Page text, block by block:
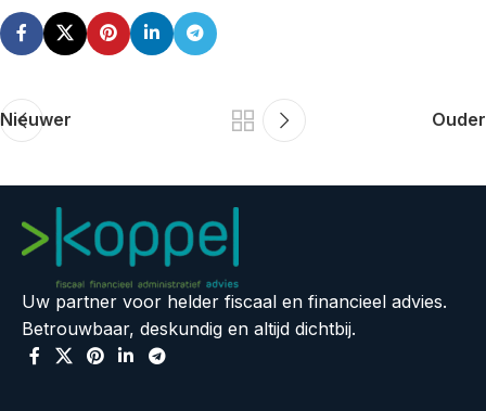
Nieuwer Ouder
Uw partner voor helder fiscaal en financieel advies.
Betrouwbaar, deskundig en altijd dichtbij.